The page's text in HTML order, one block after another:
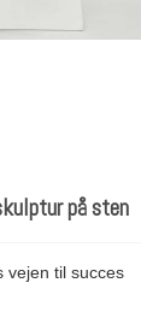
på sten
vejen til succes